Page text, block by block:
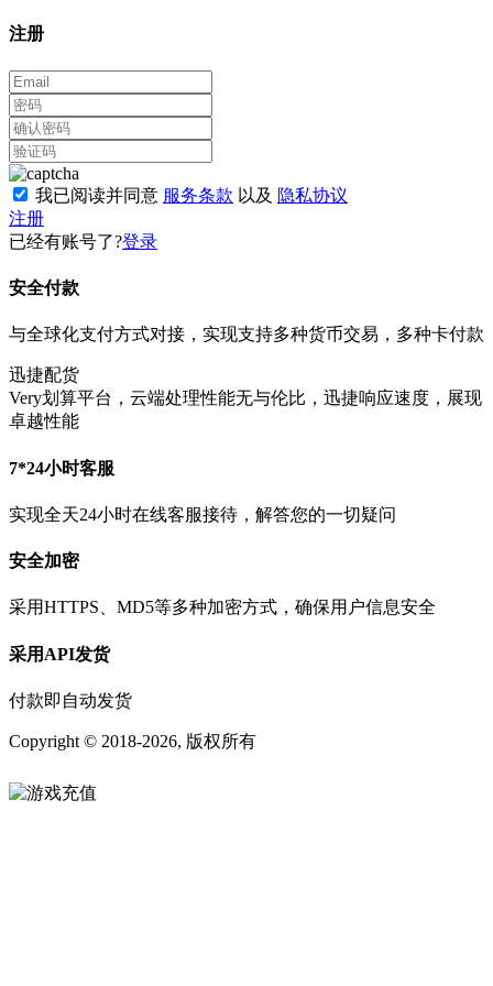
注册
我已阅读并同意 服务条款 以及 隐私协议
注册
已经有账号了?登录
安全付款
与全球化支付方式对接，实现支持多种货币交易，多种卡付款
迅捷配货
Very划算平台，云端处理性能无与伦比，迅捷响应速度，展现
卓越性能
7*24小时客服
实现全天24小时在线客服接待，解答您的一切疑问
安全加密
采用HTTPS、MD5等多种加密方式，确保用户信息安全
采用API发货
付款即自动发货
Copyright © 2018-2026, 版权所有